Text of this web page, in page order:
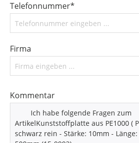
Telefonnummer*
Firma
Kommentar